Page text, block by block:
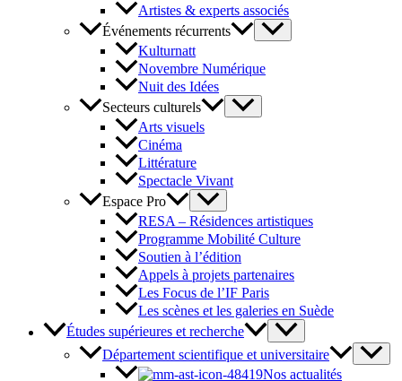
Artistes & experts associés
Événements récurrents
Kulturnatt
Novembre Numérique
Nuit des Idées
Secteurs culturels
Arts visuels
Cinéma
Littérature
Spectacle Vivant
Espace Pro
RESA – Résidences artistiques
Programme Mobilité Culture
Soutien à l’édition
Appels à projets partenaires
Les Focus de l’IF Paris
Les scènes et les galeries en Suède
Études supérieures et recherche
Département scientifique et universitaire
Nos actualités